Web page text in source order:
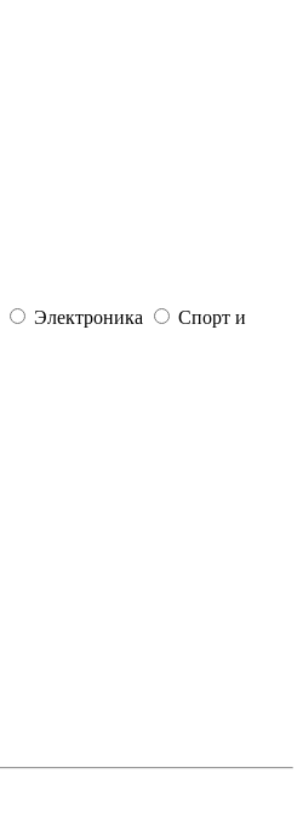
Электроника
Спорт и